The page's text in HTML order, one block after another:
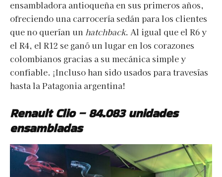
ensambladora antioqueña en sus primeros años,
ofreciendo una carrocería sedán para los clientes
que no querían un hatchback. Al igual que el R6 y
el R4, el R12 se ganó un lugar en los corazones
colombianos gracias a su mecánica simple y
confiable. ¡Incluso han sido usados para travesías
hasta la Patagonia argentina!
Renault Clio – 84.083 unidades
ensambladas